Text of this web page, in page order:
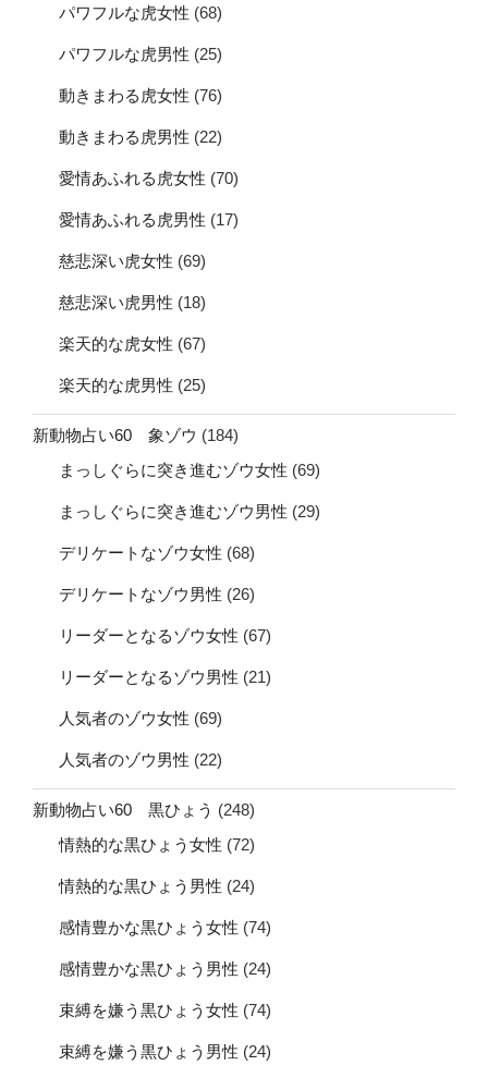
パワフルな虎女性 (68)
パワフルな虎男性 (25)
動きまわる虎女性 (76)
動きまわる虎男性 (22)
愛情あふれる虎女性 (70)
愛情あふれる虎男性 (17)
慈悲深い虎女性 (69)
慈悲深い虎男性 (18)
楽天的な虎女性 (67)
楽天的な虎男性 (25)
新動物占い60 象ゾウ (184)
まっしぐらに突き進むゾウ女性 (69)
まっしぐらに突き進むゾウ男性 (29)
デリケートなゾウ女性 (68)
デリケートなゾウ男性 (26)
リーダーとなるゾウ女性 (67)
リーダーとなるゾウ男性 (21)
人気者のゾウ女性 (69)
人気者のゾウ男性 (22)
新動物占い60 黒ひょう (248)
情熱的な黒ひょう女性 (72)
情熱的な黒ひょう男性 (24)
感情豊かな黒ひょう女性 (74)
感情豊かな黒ひょう男性 (24)
束縛を嫌う黒ひょう女性 (74)
束縛を嫌う黒ひょう男性 (24)